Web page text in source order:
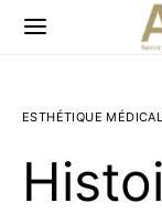
ESTHÉTIQUE